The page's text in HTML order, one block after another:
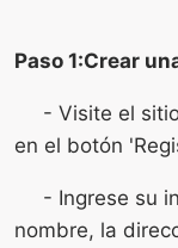
Paso 1:Crear
- Visite el
en el botón
- Ingrese su
nombre, la